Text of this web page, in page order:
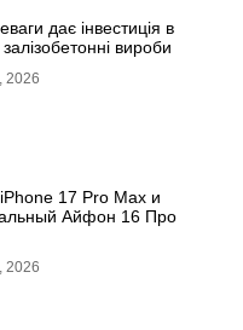
дає інвестиція в
залізобетонні вироби
2026
17 Pro Max и
Айфон 16 Про
2026